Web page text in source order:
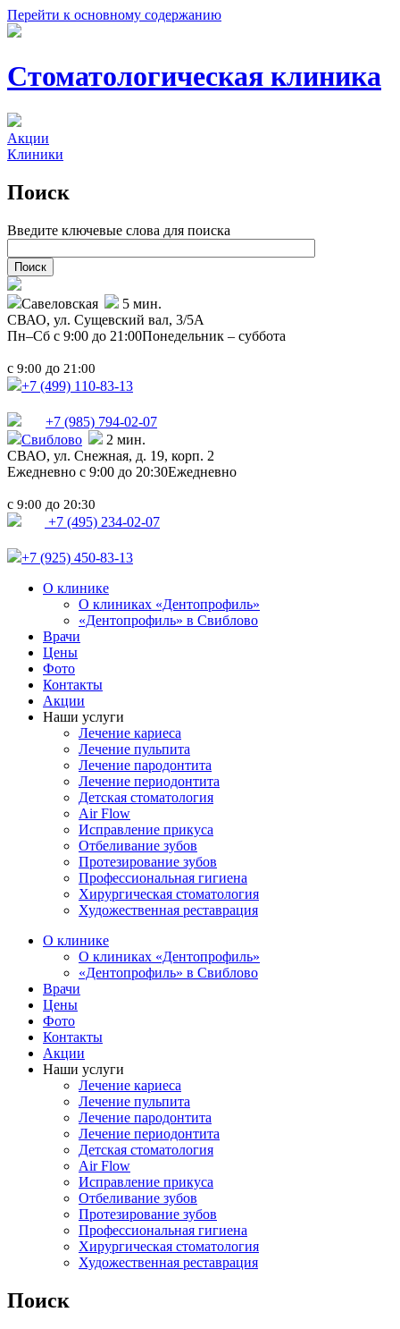
Перейти к основному содержанию
Стоматологическая клиника
Акции
Клиники
Поиск
Введите ключевые слова для поиска
Савеловская
5 мин.
СВАО, ул. Сущевский вал, 3/5А
Пн–Сб с 9:00 до 21:00Понедельник – суббота
с 9:00 до 21:00
+7 (499) 110-83-13
+7 (985) 794-02-07
Свиблово
2 мин.
СВАО, ул. Снежная, д. 19, корп. 2
Ежедневно с 9:00 до 20:30Ежедневно
с 9:00 до 20:30
+7 (495) 234-02-07
+7 (925) 450-83-13
О клинике
О клиниках «Дентопрофиль»
«Дентопрофиль» в Свиблово
Врачи
Цены
Фото
Контакты
Акции
Наши услуги
Лечение кариеса
Лечение пульпита
Лечение пародонтита
Лечение периодонтита
Детская стоматология
Air Flow
Исправление прикуса
Отбеливание зубов
Протезирование зубов
Профессиональная гигиена
Хирургическая стоматология
Художественная реставрация
О клинике
О клиниках «Дентопрофиль»
«Дентопрофиль» в Свиблово
Врачи
Цены
Фото
Контакты
Акции
Наши услуги
Лечение кариеса
Лечение пульпита
Лечение пародонтита
Лечение периодонтита
Детская стоматология
Air Flow
Исправление прикуса
Отбеливание зубов
Протезирование зубов
Профессиональная гигиена
Хирургическая стоматология
Художественная реставрация
Поиск